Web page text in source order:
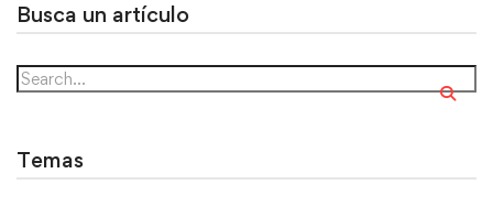
Busca un artículo
Temas